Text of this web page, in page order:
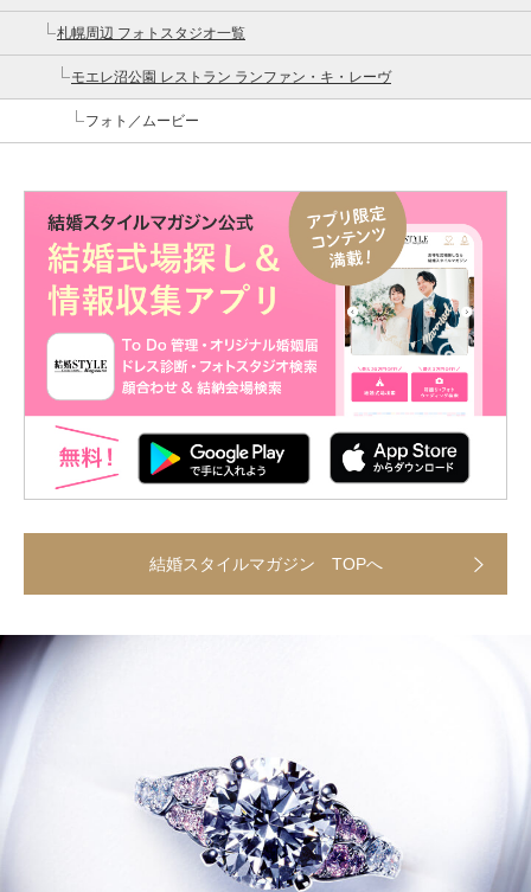
札幌周辺 フォトスタジオ一覧
モエレ沼公園 レストラン ランファン・キ・レーヴ
フォト／ムービー
結婚スタイルマガジン TOPへ